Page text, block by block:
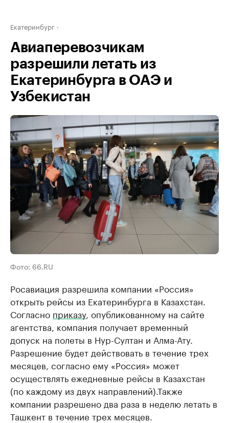
Екатеринбург
Авиаперевозчикам
разрешили летать из
Екатеринбурга в ОАЭ и
Узбекистан
Фото: 66.RU
Росавиация разрешила компании «Россия»
открыть рейсы из Екатеринбурга в Казахстан.
Согласно приказу, опубликованному на сайте
агентства, компания получает временный
допуск на полеты в Нур-Султан и Алма-Ату.
Разрешение будет действовать в течение трех
месяцев, согласно ему «Россия» может
осуществлять ежедневные рейсы в Казахстан
(по каждому из двух направлений).Также
компании разрешено два раза в неделю летать в
Ташкент в течение трех месяцев.